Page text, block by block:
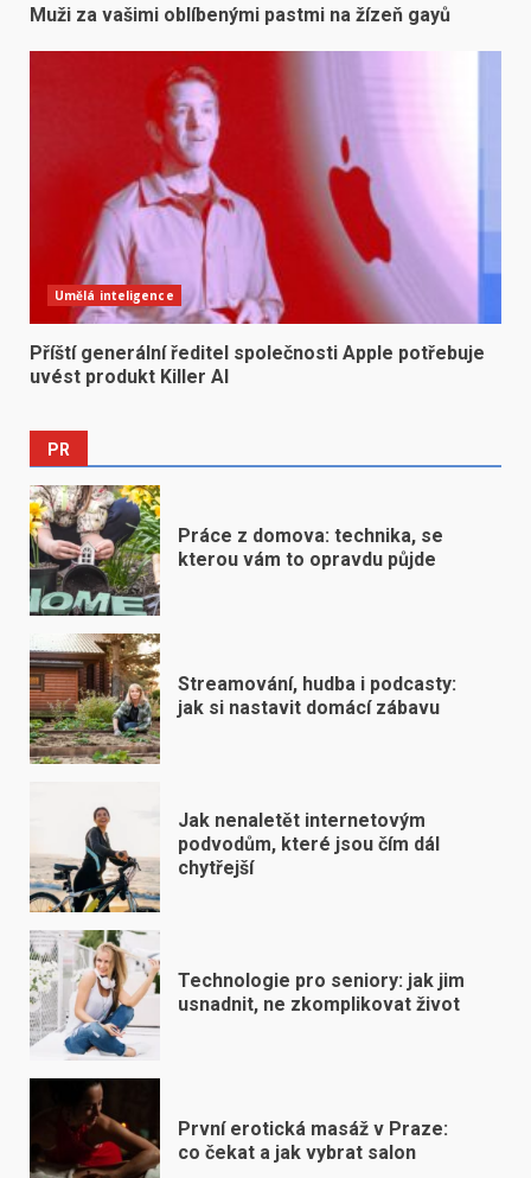
Muži za vašimi oblíbenými pastmi na žízeň gayů
Umělá inteligence
Příští generální ředitel společnosti Apple potřebuje
uvést produkt Killer AI
PR
Práce z domova: technika, se
kterou vám to opravdu půjde
Streamování, hudba i podcasty:
jak si nastavit domácí zábavu
Jak nenaletět internetovým
podvodům, které jsou čím dál
chytřejší
Technologie pro seniory: jak jim
usnadnit, ne zkomplikovat život
První erotická masáž v Praze:
co čekat a jak vybrat salon